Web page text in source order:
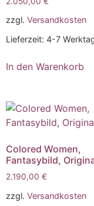
zzgl. Versandkosten
Lieferzeit: 4-7
In den Warenkorb
Colored Women,
Fantasybild,
2.190,00 €
zzgl. Versandkosten